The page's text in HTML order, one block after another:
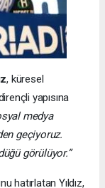
, küresel
yapısına
medya
geçiyoruz.
görülüyor.”
hatırlatan Yıldız,